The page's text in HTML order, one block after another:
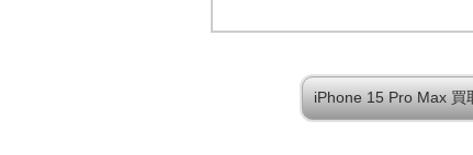
iPhone 15 Pro Max 買